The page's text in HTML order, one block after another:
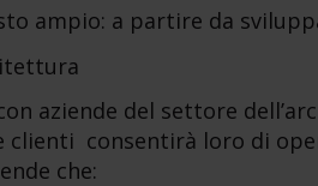
ampio: a partire da
aziende del settore
consentirà loro di
che: